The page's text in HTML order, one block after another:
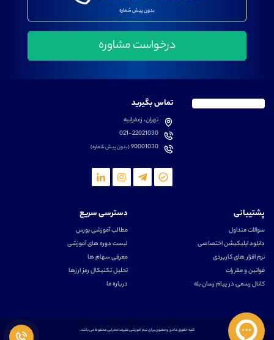
بدون پیش شماره
تماس بگیرید
تهران، زعفرانیه
021-22021030
90001030(بدون پیش شماره)
پشتیبانی
سوالات متداول
دانلود اپلیکیشن اختصاصی
نرم افزار های کاربردی
قوانین و مقررات
کانال رسمی در پیام رسان بله
دسترسی سریع
مطالب آموزشی بورس
لیست دوره های آموزشی
معرفی سهام ها
تحلیل تکنیکال رمز ارزها
درباره ما
کلیه حقوق مادی و معنوی برای تیم آموزشی علیرضا محرابی محفوظ می باشد.